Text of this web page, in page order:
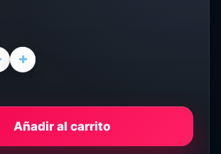
Añadir al carrito